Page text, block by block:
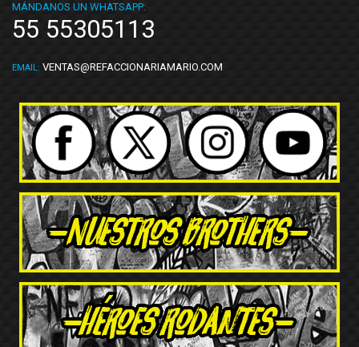
MÁNDANOS UN WHATSAPP:
55 55305113
EMAIL: VENTAS@REFACCIONARIAMARIO.COM